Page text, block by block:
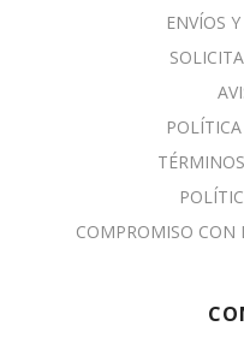
ENVÍOS
COMPROMISO CON